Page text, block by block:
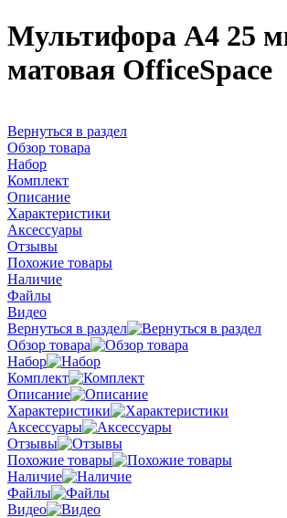
Мультифора А4 25
матовая OfficeSpace
Вернуться в раздел
Обзор товара
Набор
Комплект
Описание
Характеристики
Аксессуары
Отзывы
Похожие товары
Наличие
Файлы
Видео
Вернуться в раздел
Обзор товара
Набор
Комплект
Описание
Характеристики
Аксессуары
Отзывы
Похожие товары
Наличие
Файлы
Видео